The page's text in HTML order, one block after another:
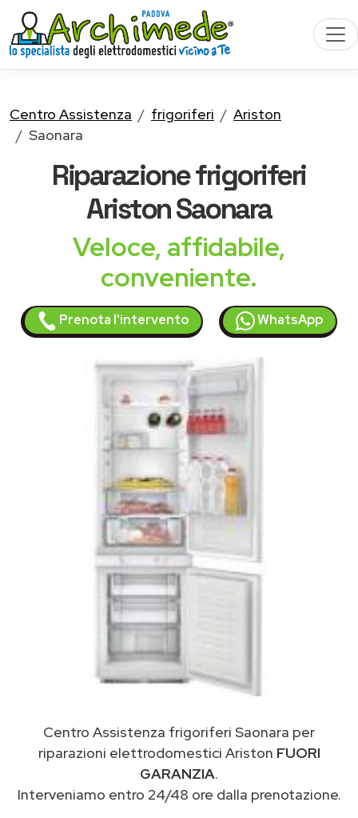
Centro Assistenza frigoriferi
Ariston
Saonara
Riparazionefrigoriferi
AristonSaonara
Veloce, affidabile,
conveniente.
Prenota l'intervento WhatsApp
Centro Assistenza frigoriferi Saonara per
riparazioni elettrodomestici Ariston FUORI
GARANZIA.
Interveniamo entro 24/48 ore dalla prenotazione.